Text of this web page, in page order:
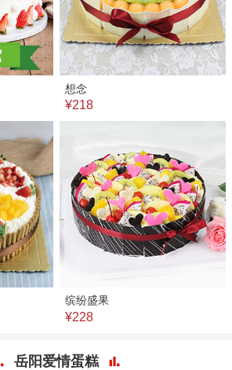
想念
¥218
缤纷盛果
¥228
岳阳爱情蛋糕